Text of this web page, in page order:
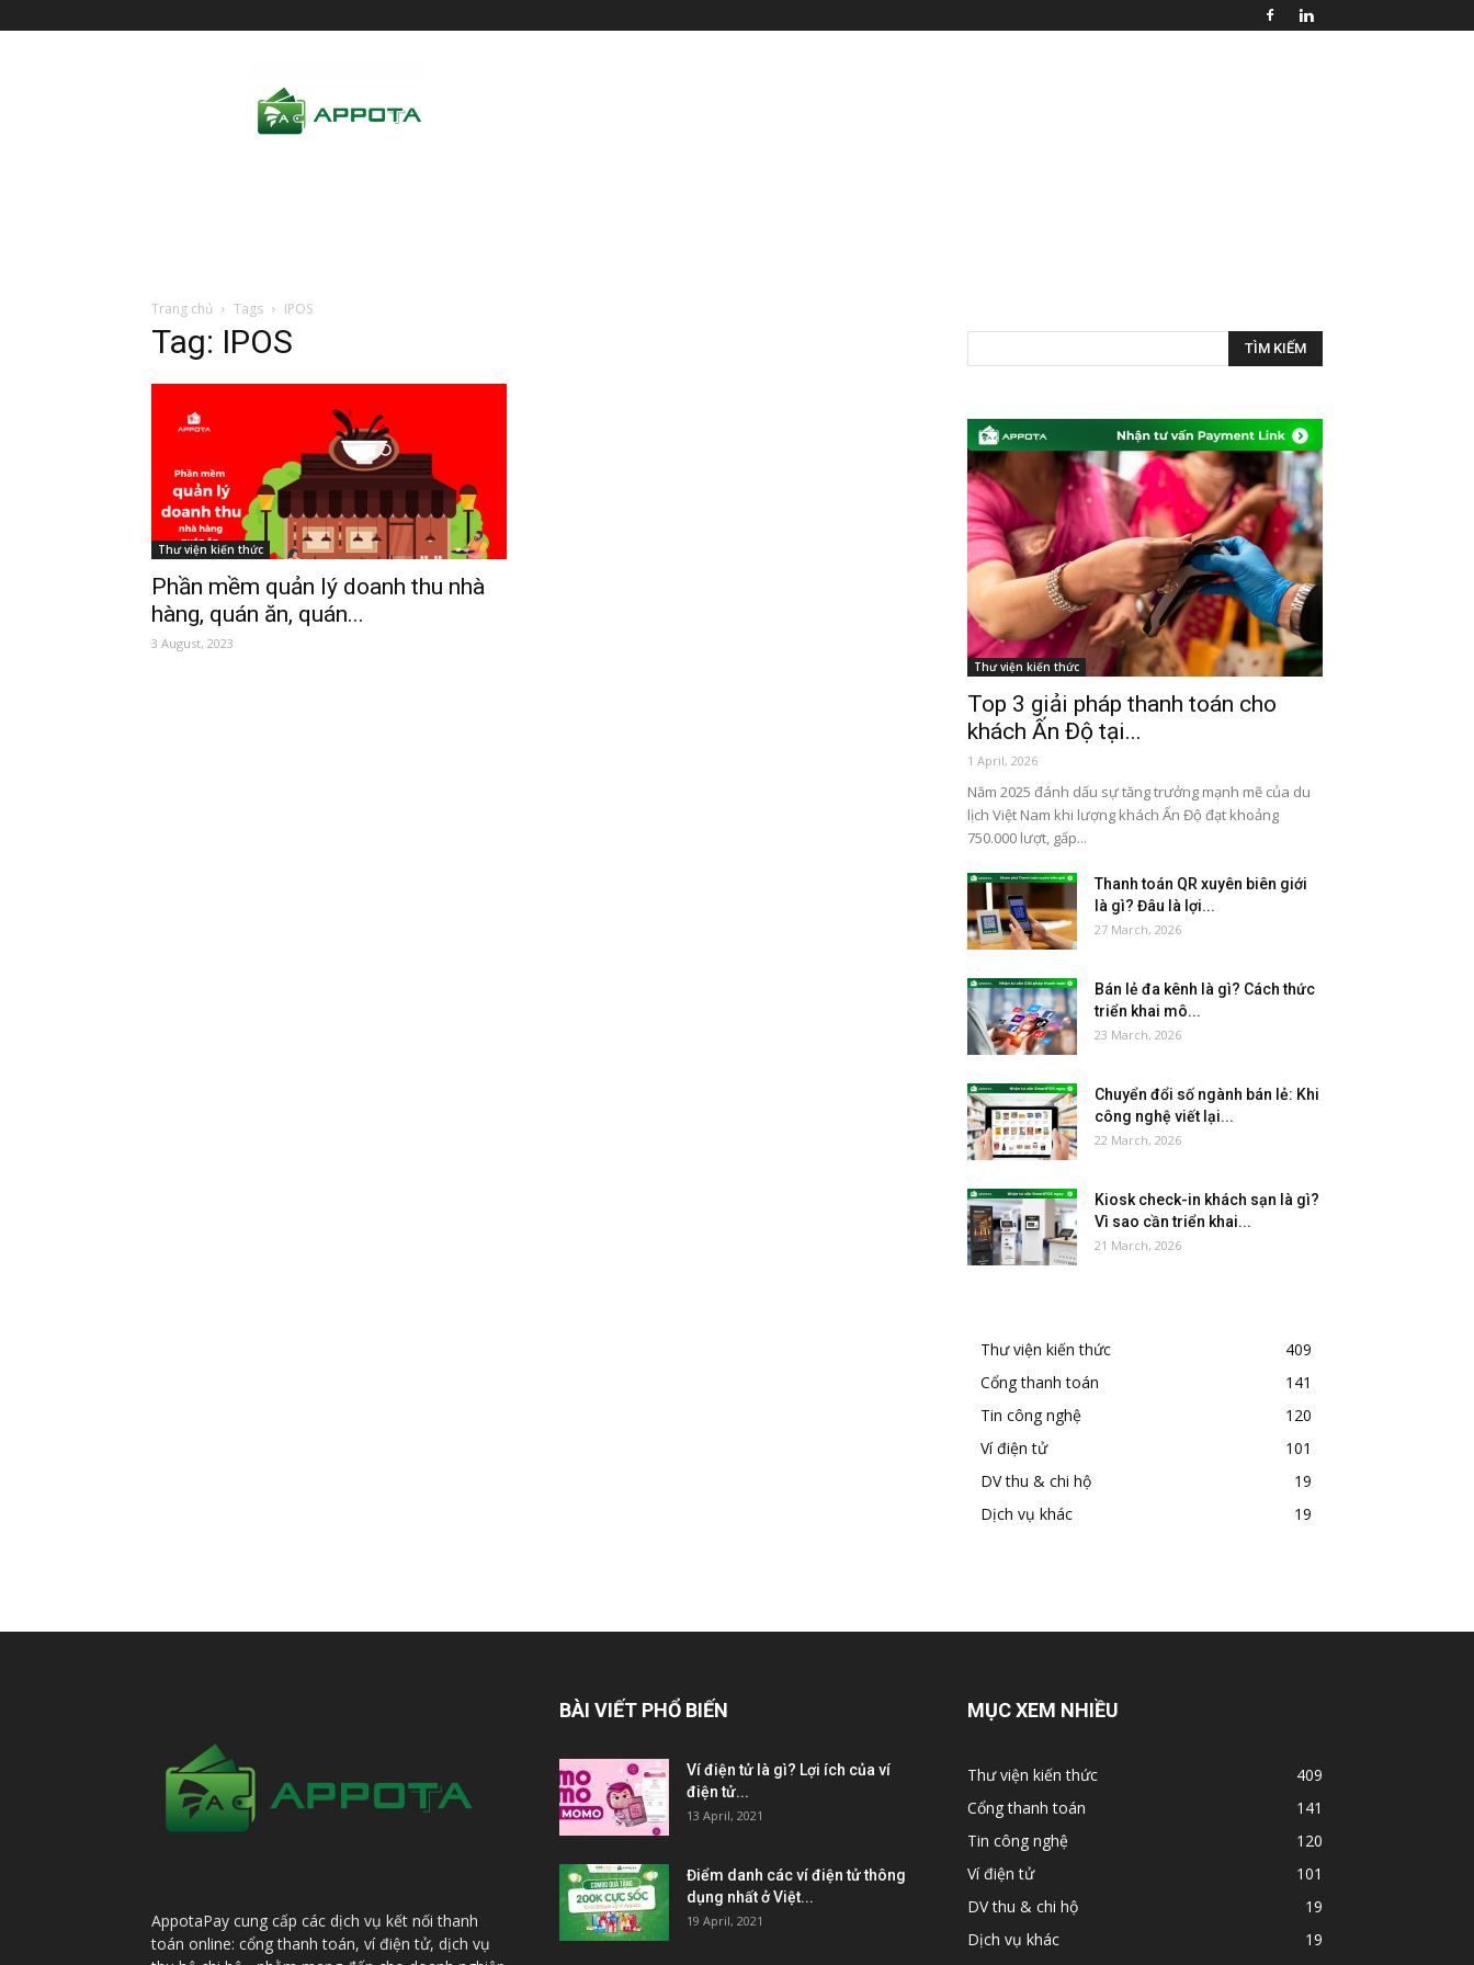
Trang chủ Tags IPOS
Tag: IPOS
Thư viện kiến thức
Phần mềm quản lý doanh thu nhà
hàng, quán ăn, quán...
3 August, 2023
Thư viện kiến thức
Top 3 giải pháp thanh toán cho
khách Ấn Độ tại...
1 April, 2026
Năm 2025 đánh dấu sự tăng trưởng mạnh mẽ của du
lịch Việt Nam khi lượng khách Ấn Độ đạt khoảng
750.000 lượt, gấp...
Thanh toán QR xuyên biên giới
là gì? Đâu là lợi...
27 March, 2026
Bán lẻ đa kênh là gì? Cách thức
triển khai mô...
23 March, 2026
Chuyển đổi số ngành bán lẻ: Khi
công nghệ viết lại...
22 March, 2026
Kiosk check-in khách sạn là gì?
Vì sao cần triển khai...
21 March, 2026
Thư viện kiến thức
409
Cổng thanh toán
141
Tin công nghệ
120
Ví điện tử
101
DV thu & chi hộ
19
Dịch vụ khác
19
AppotaPay cung cấp các dịch vụ kết nối thanh
toán online: cổng thanh toán, ví điện tử, dịch vụ
BÀI VIẾT PHỔ BIẾN
Ví điện tử là gì? Lợi ích của ví
điện tử...
13 April, 2021
Điểm danh các ví điện tử thông
dụng nhất ở Việt...
19 April, 2021
MỤC XEM NHIỀU
Thư viện kiến thức
409
Cổng thanh toán
141
Tin công nghệ
120
Ví điện tử
101
DV thu & chi hộ
19
Dịch vụ khác
19